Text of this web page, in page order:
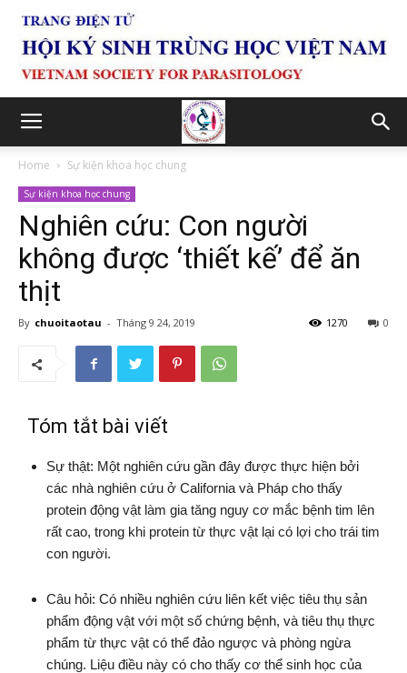
Home Sự kiện khoa học chung
Sự kiện khoa học chung
Nghiên cứu: Con người
không được ‘thiết kế’ để ăn
thịt
By chuoitaotau - Tháng 9 24, 2019 0
1270
Tóm tắt bài viết
Sự thật: Một nghiên cứu gần đây được thực hiện bởi
các nhà nghiên cứu ở California và Pháp cho thấy
protein động vật làm gia tăng nguy cơ mắc bệnh tim lên
rất cao, trong khi protein từ thực vật lại có lợi cho trái tim
con người.
Câu hỏi: Có nhiều nghiên cứu liên kết việc tiêu thụ sản
phẩm động vật với một số chứng bệnh, và tiêu thụ thực
phẩm từ thực vật có thể đảo ngược và phòng ngừa
chúng. Liệu điều này có cho thấy cơ thể sinh học của